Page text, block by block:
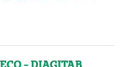
- DIAGITAB